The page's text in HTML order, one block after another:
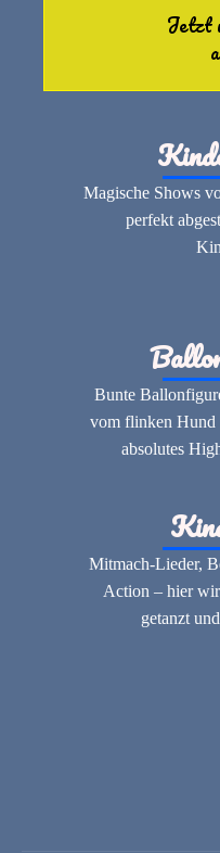
Jetzt
Magische Shows
perfekt
Bunte
vom flinken Hund
absolutes
Mitmach-Lieder,
Action – hier
getanzt